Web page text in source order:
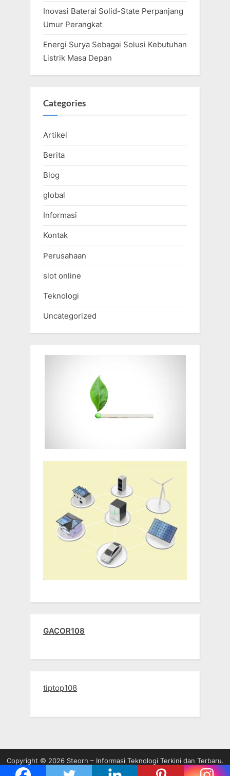
Inovasi Baterai Solid-State Perpanjang
Umur Perangkat
Energi Surya Sebagai Solusi Kebutuhan
Listrik Masa Depan
Categories
Artikel
Berita
Blog
global
Informasi
Kontak
Perusahaan
slot online
Teknologi
Uncategorized
GACOR108
tiptop108
Copyright © 2026 Steorn – Informasi Teknologi Terkini dan Terbaru.
Powered by
PressBook WordPress theme